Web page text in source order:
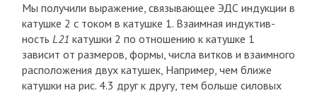
Мы получили выражение, связывающее ЭДС индукции в
катушке 2 с током в катушке 1. Взаимная индуктив­
ность L21 катушки 2 по отношению к катушке 1
зависит от размеров, формы, числа витков и взаимного
располо­жения двух катушек, Например, чем бли­же
катушки на рис. 4.3 друг к другу, тем больше силовых